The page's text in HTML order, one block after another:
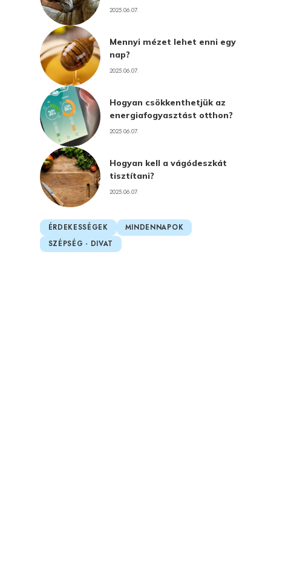
2025.06.07.
Mennyi mézet lehet enni egy
nap?
2025.06.07.
Hogyan csökkenthetjük az
energiafogyasztást otthon?
2025.06.07.
Hogyan kell a vágódeszkát
tisztítani?
2025.06.07.
ÉRDEKESSÉGEK
MINDENNAPOK
SZÉPSÉG - DIVAT